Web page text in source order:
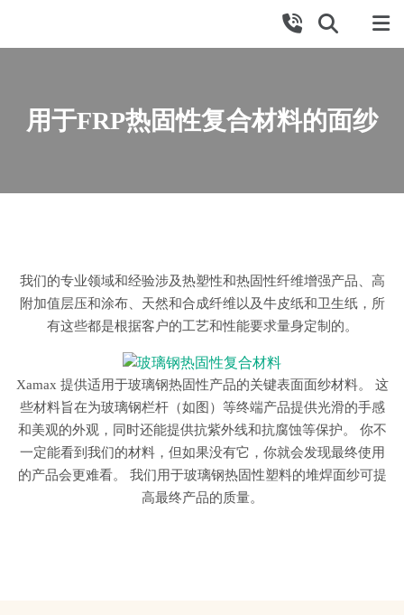
用于FRP热固性复合材料的面纱
我们的专业领域和经验涉及热塑性和热固性纤维增强产品、高
附加值层压和涂布、天然和合成纤维以及牛皮纸和卫生纸，所
有这些都是根据客户的工艺和性能要求量身定制的。
Xamax 提供适用于玻璃钢热固性产品的关键表面面纱材料。 这
些材料旨在为玻璃钢栏杆（如图）等终端产品提供光滑的手感
和美观的外观，同时还能提供抗紫外线和抗腐蚀等保护。 你不
一定能看到我们的材料，但如果没有它，你就会发现最终使用
的产品会更难看。 我们用于玻璃钢热固性塑料的堆焊面纱可提
高最终产品的质量。